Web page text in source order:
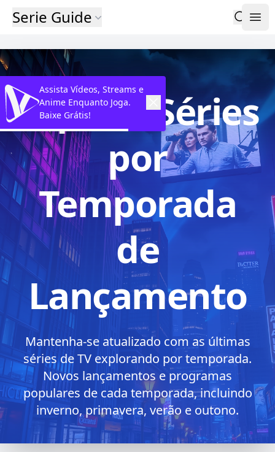
Serie Guide
Explore Séries
por
Temporada
de
Lançamento
Mantenha-se atualizado com as últimas
séries de TV explorando por temporada.
Novos lançamentos e programas
populares de cada temporada, incluindo
inverno, primavera, verão e outono.
Assista Vídeos, Streams e
Anime Enquanto Joga.
Baixe Grátis!